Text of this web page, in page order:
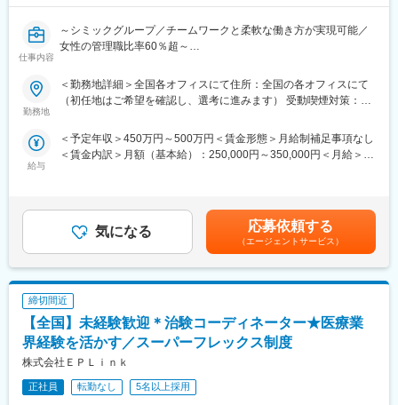
変更の範囲：会社の定める業務
■教育研修制度充実：集合研修、外部研修、OJT はもちろん、がん
や精神疾患など領域別の研修やeラーニングも導入し、充実した体
制を整えています。また認定CRCの資格取得も奨励しており、有
資格者はCRCの半数に達しています。
■フレキシブルに働きやすい環境が整っています
・全国約6,900施設のネットワークを持つため、ご自宅近くや家族
・スーパーフレックス制度があり、ワークライフバランスの実現
を支援しています。／リフレッシュ休暇（8月1日に5日間付与）
では90名。
・経験豊富な社員に相談できる職場の相談窓口あり。
・女性管理職55％（日本平均12％）と女性が長く働きやすい環境
変更の範囲：会社の定める業務
仕事内容
～シミックグループ／チームワークと柔軟な働き方が実現可能／
女性の管理職比率60％超～
や私たちのQOLを向上させるべく、新しい治療法を開発する必要
があります。今回はそのための治験を実施する際の患者さんおよ
・治験被験者である患者さんへの内容説明補助、ケア／相談
・治験担当医師の補助
■やりがい：CRCは疾病を抱えた患者さんやそれを治療しようと
奮闘する医師やスタッフなど携わる相手が多いです。現在治療法
がなく苦しんでいる患者さんに対して薬を届けられたり、最前線
で治療にあたる医師やスタッフのサポートを行え、治験が無事に
終了すれば喜びはひとしおです。
■同社の教育体制：同社は同業他社からの転職だけでなく、看護師
など未経験で転職してくる方も多いです。そのため教育体制が充
実しています。入社は原則偶数月と決まっており、同期入社者と
ともに2週間弱本社にて集合研修を行います。会社のことや業務を
遂行する上で必要な法令から実務まで座学中心でロープレを交え
ながら学んでいきます。その後、各拠点に配属され先輩社員から
業務を引継ぎながらOJT担当者とともに医療機関へ同行するな
勤務地
＜勤務地詳細＞全国各オフィスにて住所：全国の各オフィスにて
（初任地はご希望を確認し、選考に進みます） 受動喫煙対策：そ
業所
給与
＜予定年収＞450万円～500万円＜賃金形態＞月給制補足事項なし
＜賃金内訳＞月額（基本給）：250,000円～350,000円＜月給＞
気になる 応募依頼する
（エージェントサービス）
締切間近
【全国】未経験歓迎＊治験コーディネーター★医療業
界経験を活かす／スーパーフレックス制度
株式会社ＥＰＬｉｎｋ
正社員 転勤なし 5名以上採用